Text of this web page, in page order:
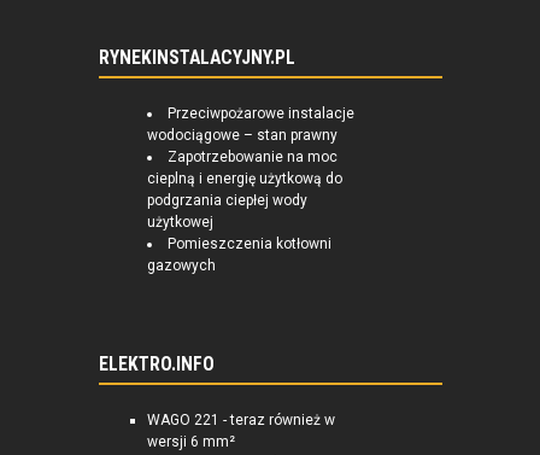
RYNEKINSTALACYJNY.PL
Przeciwpożarowe instalacje
wodociągowe – stan prawny
Zapotrzebowanie na moc
cieplną i energię użytkową do
podgrzania ciepłej wody
użytkowej
Pomieszczenia kotłowni
gazowych
ELEKTRO.INFO
WAGO 221 - teraz również w
wersji 6 mm²